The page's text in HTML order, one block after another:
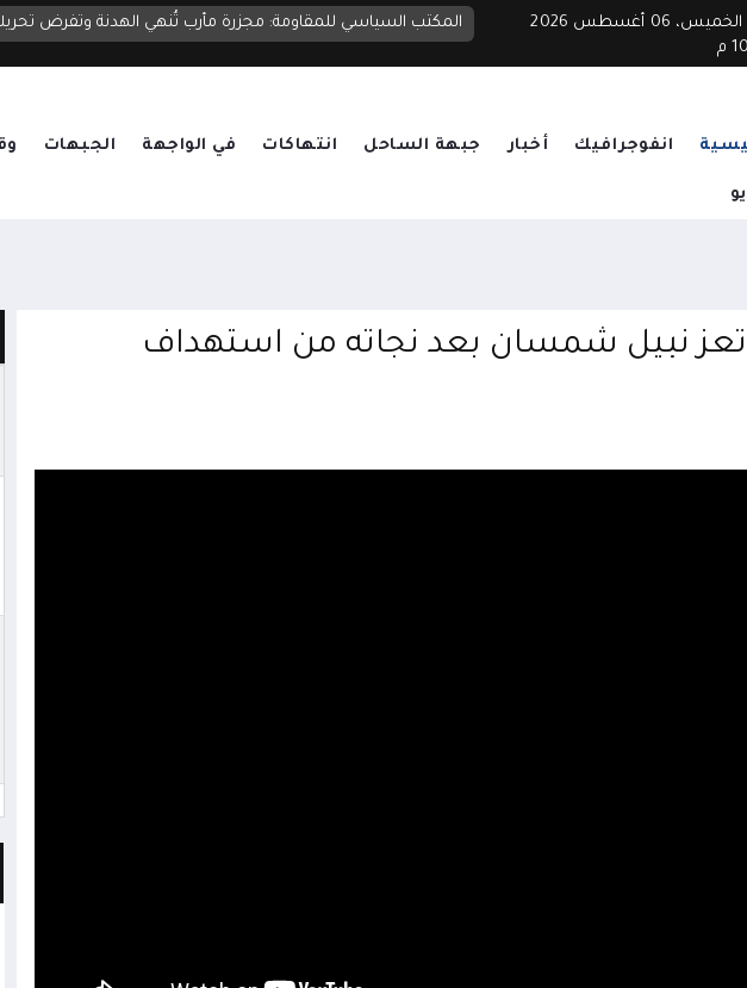
الخميس، 06 أغسطس 2026
م
الأطفال المجندين غرب صنعاء المكتب السياسي للمقاومة: مجزرة مأرب تُنهي الهدنة وتفرض
انفوجرافيك أخبار جبهة الساحل انتهاكات في الواجهة الجبهات
نبيل شمسان بعد نجاته من استهداف